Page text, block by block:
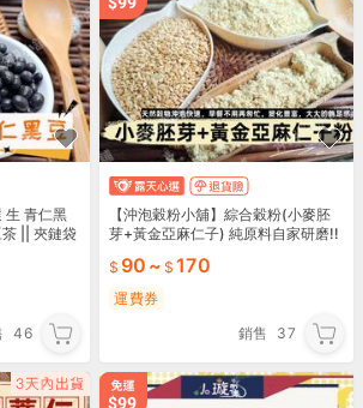
生 青仁黑
|| 夾鏈袋
46
【沖泡穀粉小舖】綜合穀粉(小麥胚
芽+黃金亞麻仁子) 純原料自家研磨!!
雙穀物更到位
90 ~ 170
運費券
銷售
37